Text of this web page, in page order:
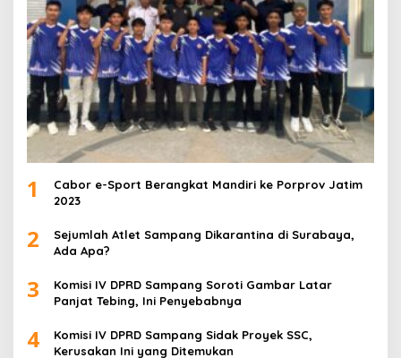
1
Cabor e-Sport Berangkat Mandiri ke Porprov Jatim
2023
2
Sejumlah Atlet Sampang Dikarantina di Surabaya,
Ada Apa?
3
Komisi IV DPRD Sampang Soroti Gambar Latar
Panjat Tebing, Ini Penyebabnya
4
Komisi IV DPRD Sampang Sidak Proyek SSC,
Kerusakan Ini yang Ditemukan